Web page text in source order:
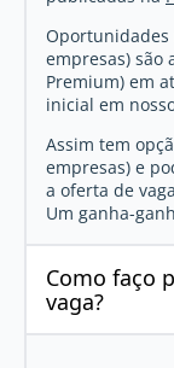
empresas) são
Premium) em
inicial em
Assim tem
empresas) e
a oferta de
Um ganha-
Como faço
vaga?